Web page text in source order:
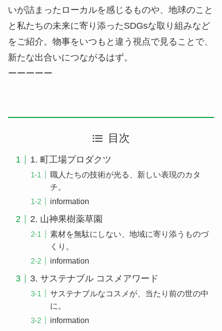
いが詰まったローカルを感じるものや、地球のこと
と私たちの未来に寄り添ったSDGsな取り組みなど
をご紹介。物事をいつもと違う視点で見ることで、
新たな出合いにつながるはず。
ーーーーー
目次
1. 町工場プロダクツ
職人たちの技術が光る、新しい表現のカタ
チ。
information
2. 山神果樹薬草園
素材を無駄にしない、地域に寄り添うものづ
くり。
information
3. サステナブル コスメアワード
サステナブルなコスメが、当たり前の世の中
に。
information